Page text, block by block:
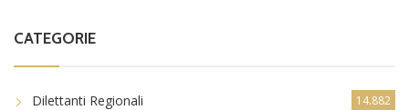
CATEGORIE
Dilettanti Regionali 14.882